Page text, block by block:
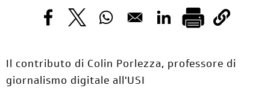
Opens in a new window
Opens in a new window
Opens in a new window
Opens in a new
Il contributo di Colin Porlezza, professore di
giornalismo digitale all'USI